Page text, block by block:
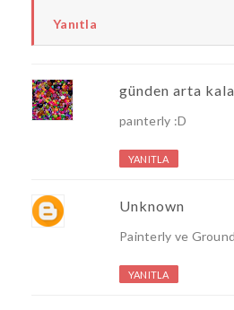
Yanıtla
günden arta
paınterly :D
YANITLA
Unknown
Painterly ve
YANITLA